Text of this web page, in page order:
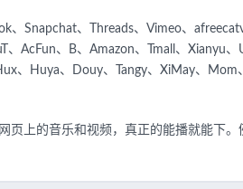
、Snapchat、Threads、Vimeo、
、AcFun、B、Amazon、Tmall、Xianyu
、Huya、Douy、Tangy、XiMay、
页上的音乐和视频，真正的能播就能下